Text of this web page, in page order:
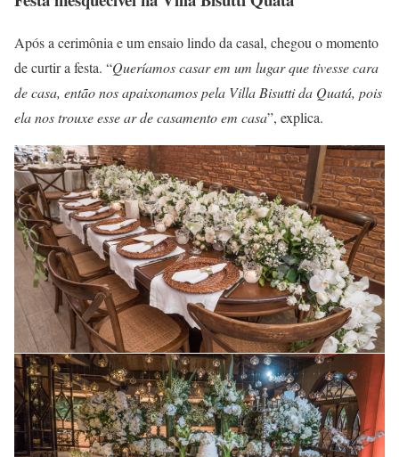
Após a cerimônia e um ensaio lindo da casal, chegou o momento
de curtir a festa. “Queríamos casar em um lugar que tivesse cara
de casa, então nos apaixonamos pela Villa Bisutti da Quatá, pois
ela nos trouxe esse ar de casamento em casa”, explica.